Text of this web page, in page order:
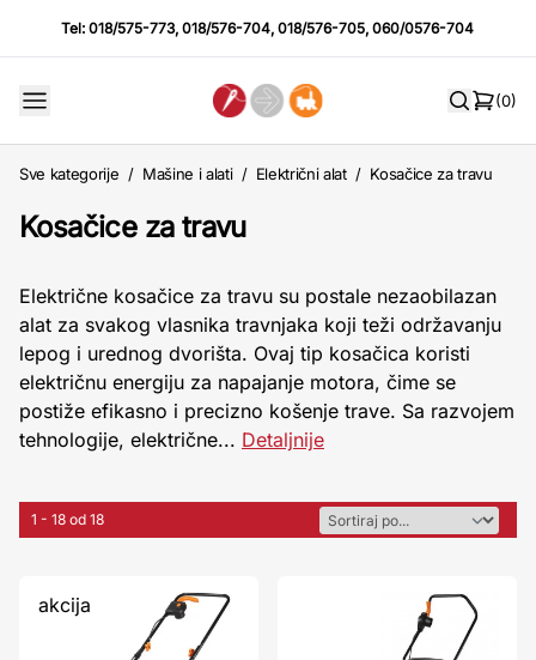
Tel:018/575-773,018/576-704,018/576-705,060/0576-704
(0)
Sve kategorije / Mašine i alati / Električni alat / Kosačice za travu
Kosačice za travu
Električne kosačice za travu su postale nezaobilazan
alat za svakog vlasnika travnjaka koji teži održavanju
lepog i urednog dvorišta. Ovaj tip kosačica koristi
električnu energiju za napajanje motora, čime se
postiže efikasno i precizno košenje trave. Sa razvojem
tehnologije, električne... Detaljnije
1 - 18 od 18
akcija